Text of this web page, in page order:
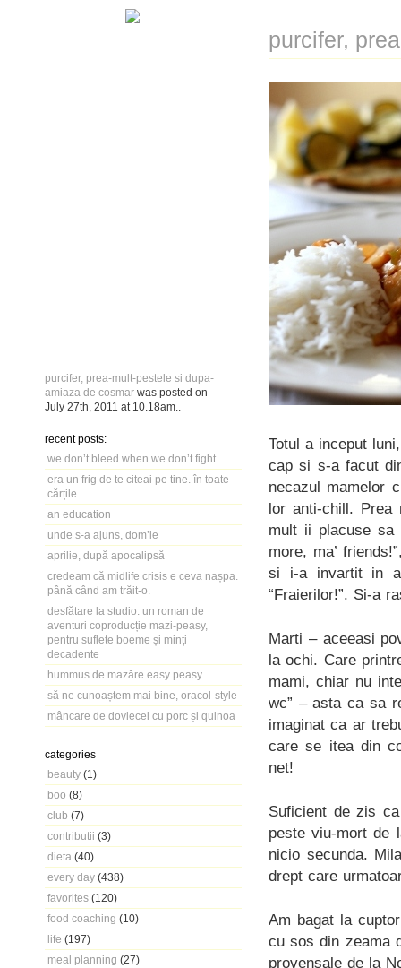
purcifer, prea-mult-pestele si dupa-
amiaza de cosmar was posted on
July 27th, 2011 at 10.18am
recent posts:
we don’t bleed when we don’t fight
era un frig de te citeai pe tine. în toate
cărțile.
an education
unde s-a ajuns, dom’le
aprilie, după apocalipsă
credeam că midlife crisis e ceva nașpa.
până când am trăit-o.
desfătare la studio: un roman de
aventuri coproducție mazi-peasy,
pentru suflete boeme și minți
decadente
hummus de mazăre easy peasy
să ne cunoaștem mai bine, oracol-style
mâncare de dovlecei cu porc și quinoa
categories
beauty (1)
boo (8)
club (7)
contributii (3)
dieta (40)
every day (438)
favorites (120)
food coaching (10)
life (197)
meal planning (27)
purcifer,
Totul a inceput
cap si s-a facut
necazul mamelor
lor anti-chill. Prea
mult ii placuse sa
more, ma’
si i-a invartit in
“Fraierilor!”. Si-a
Marti – aceeasi
la ochi. Care
mami, chiar nu
wc” – asta ca sa
imaginat ca ar
care se itea din
net!
Suficient de zis
peste viu-mort de
nicio secunda.
drept care
Am bagat la
cu sos din zeama
provensale de la